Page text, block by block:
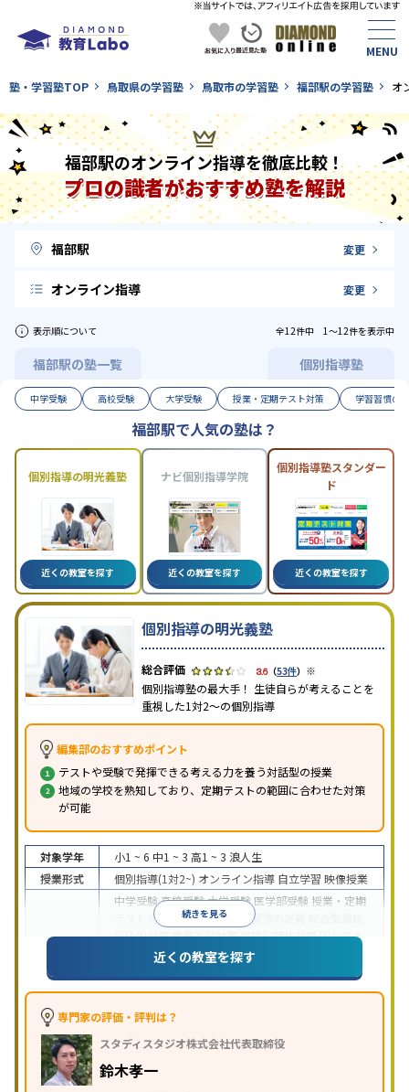
塾・学習塾TOP 鳥取県の学習塾 鳥取市の学習塾 福部駅の学習塾 オ
福部駅のオンライン指導を徹底比較！
プロの識者がおすすめ塾を解説
福部駅 変更
オンライン指導 変更
表示順について 全12件中 1〜12件を表示中
福部駅の塾一覧 個別指導塾
中学受験 高校受験 大学受験 授業・定期テスト対策 学習習慣の
福部駅で人気の塾は？
個別指導の明光義塾
近くの教室を探す
ナビ個別指導学院
近くの教室を探す
個別指導塾スタンダー
ド
近くの教室を探す
個別指導の明光義塾
3.6（53件） ※
個別指導塾の最大手！ 生徒自らが考えることを
重視した1対2〜の個別指導
編集部のおすすめポイント
テストや受験で発揮できる考える力を養う対話型の授業
地域の学校を熟知しており、定期テストの範囲に合わせた対策
が可能
続きを見る
対象学年 小1 ~ 6 中1 ~ 3 高1 ~ 3 浪人生
授業形式
個別指導(1対2~) オンライン指導 自立学習 映像授業
中学受験高校受験大学受験 医学部受験 授業・定期
テスト対策
内申点対策 学習習慣の定着
(旧AO)対策推薦入試対策学校別特化対策国公立大
私大対策共通テスト対策
英語・英会話特化
対策その他科目別特化対策
特徴
中高一貫校生に対応
の振替可能
を利用オンライン対応1科目から受講可能
習のみの受講可
り
近くの教室を探す
専門家の評価・評判は？
スタディスタジオ株式会社代表取締役
鈴木孝一